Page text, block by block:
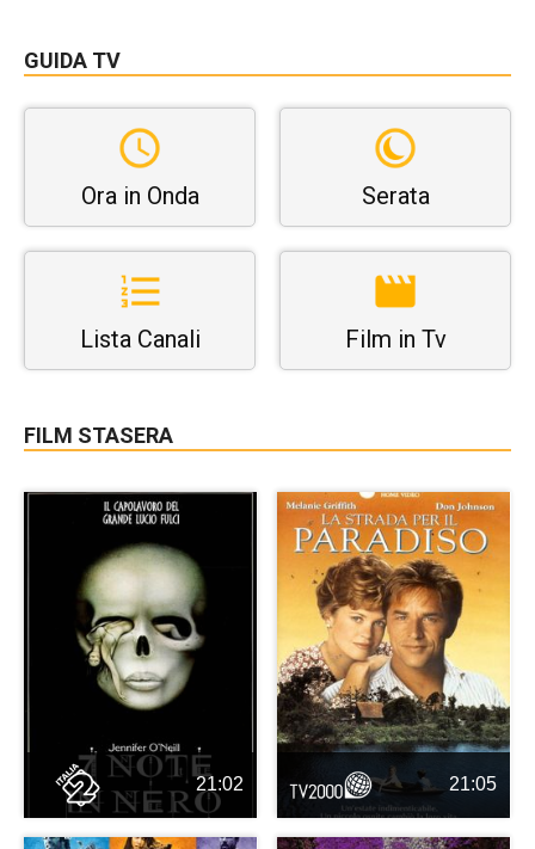
GUIDA TV
Ora in Onda Serata
Lista Canali Film in Tv
FILM STASERA
21:02 21:05